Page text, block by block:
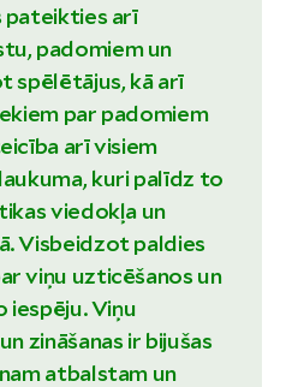
pateikties arī
padomiem un
spēlētājus, kā arī
par padomiem
arī visiem
kuri palīdz to
viedokļa un
Visbeidzot paldies
viņu uzticēšanos un
iespēju. Viņu
zināšanas ir bijušas
atbalstam un